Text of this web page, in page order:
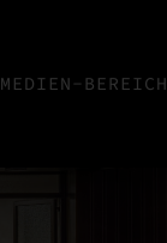
MEDIEN-BEREICH